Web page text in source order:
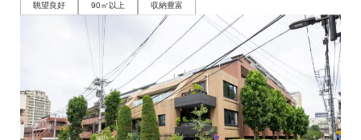
眺望良好 90㎡以上 収納豊富